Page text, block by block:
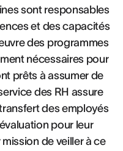
sont responsables
et des capacités
des programmes
nécessaires pour
prêts à assumer de
des RH assure
des employés
pour leur
de veiller à ce